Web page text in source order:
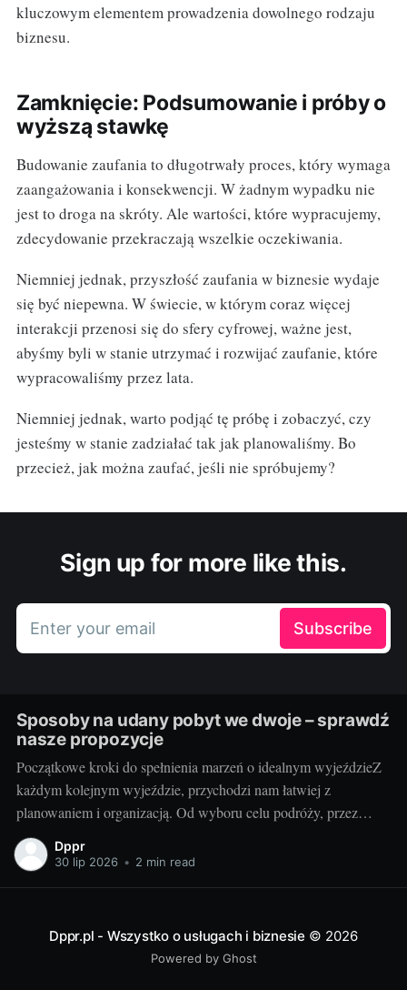
kluczowym elementem prowadzenia dowolnego rodzaju
biznesu.
Zamknięcie: Podsumowanie i próby o
wyższą stawkę
Budowanie zaufania to długotrwały proces, który wymaga
zaangażowania i konsekwencji. W żadnym wypadku nie
jest to droga na skróty. Ale wartości, które wypracujemy,
zdecydowanie przekraczają wszelkie oczekiwania.
Niemniej jednak, przyszłość zaufania w biznesie wydaje
się być niepewna. W świecie, w którym coraz więcej
interakcji przenosi się do sfery cyfrowej, ważne jest,
abyśmy byli w stanie utrzymać i rozwijać zaufanie, które
wypracowaliśmy przez lata.
Niemniej jednak, warto podjąć tę próbę i zobaczyć, czy
jesteśmy w stanie zadziałać tak jak planowaliśmy. Bo
przecież, jak można zaufać, jeśli nie spróbujemy?
Sign up for more like this.
Enter your email Subscribe
Sposoby na udany pobyt we dwoje – sprawdź
nasze propozycje
Początkowe kroki do spełnienia marzeń o idealnym wyjeździeZ
każdym kolejnym wyjeździe, przychodzi nam łatwiej z
planowaniem i organizacją. Od wyboru celu podróży, przez
znalezienie odpowiedniego transportu, po rezerwację noclegu.
Ale czy kiedykolwiek zastanawialiście się, jak zaplanować
Dppr
30 lip 2026 • 2 min read
Dppr.pl - Wszystko o usługach i biznesie © 2026
Powered by Ghost